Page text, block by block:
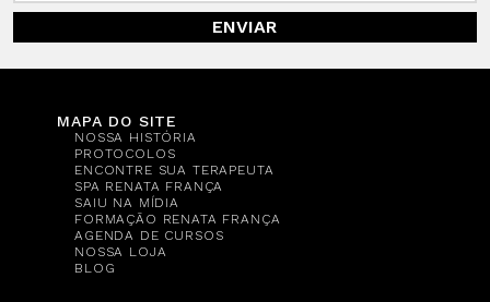
ENVIAR
MAPA DO SITE
NOSSA HISTÓRIA
PROTOCOLOS
ENCONTRE SUA TERAPEUTA
SPA RENATA FRANÇA
SAIU NA MÍDIA
FORMAÇÃO RENATA FRANÇA
AGENDA DE CURSOS
NOSSA LOJA
BLOG